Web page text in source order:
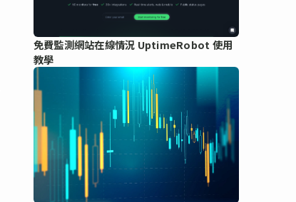
免費監測網站在線情況 UptimeRobot 使用
教學